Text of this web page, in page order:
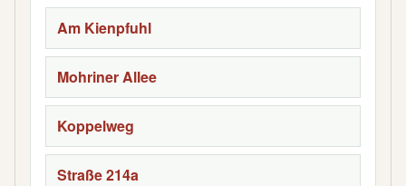
Am Kienpfuhl
Mohriner Allee
Koppelweg
Straße 214a